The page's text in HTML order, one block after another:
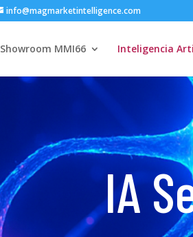
info@magmarketintelligence.com
Showroom MMI66 Inteligencia
IA